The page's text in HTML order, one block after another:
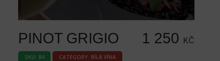
PINOT GRIGIO 1 250 KČ
SKU: 84 CATEGORY: BÍLÁ VÍNA